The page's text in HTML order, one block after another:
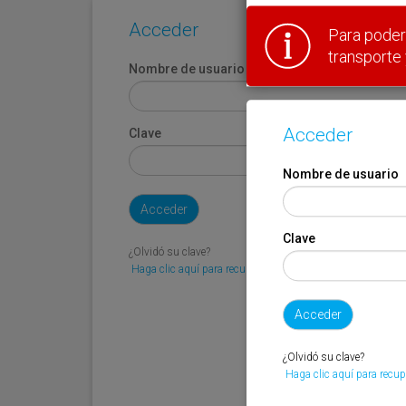
Acceder
Nombre de usuario
Clave
¿Olvidó su clave?
Haga clic aquí para recuperarla.
Para
transporte
Acceder
Nombre de usuario
Clave
¿Olvidó su clave?
Haga clic aquí para